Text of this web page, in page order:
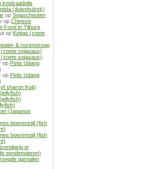
koolzaadolie
(duivelsdrek)
op Sojascheuten
op Chinese
Food in Tilburg
op Ketjap (zoete
& rozensiroop
(zoete sojasaus)
(zoete sojasaus)
op Petis Udang
op Petis Udang
sharon fruit)
(Japanse
boerenstijl (fish
boerenstijl (fish
ei
eendeneieren)
garnalen